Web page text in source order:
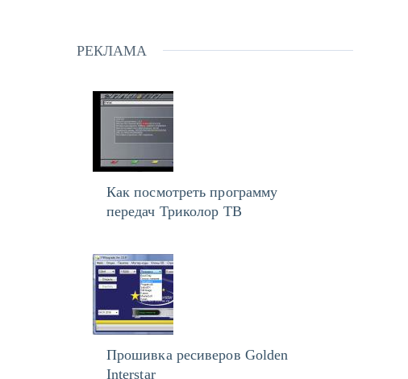
РЕКЛАМА
Как посмотреть программу
передач Триколор ТВ
Прошивка ресиверов Golden
Interstar